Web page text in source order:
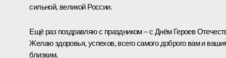
сильной, великой России.
Ещё раз поздравляю с праздником – с Днём Героев
Желаю здоровья, успехов, всего самого доброго вам и
близким.